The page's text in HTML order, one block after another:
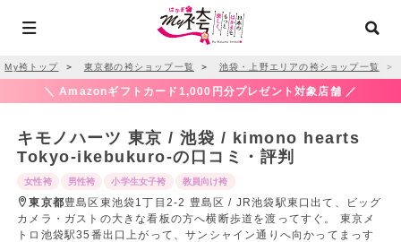
My袴トップ ＞ 東京都の袴ショップ一覧 ＞ 池袋・上野エリアの袴ショップ一覧 ＞
＼ Amazonギフトカード1,000円分プレゼント対象店舗 ／
キモノハーツ 東京 / 池袋 / kimono hearts
Tokyo-ikebukuro-の口コミ・評判
女性袴 男性袴 小学生女子袴 教員向け袴
東京都豊島区東池袋1丁目2-2 豊島区 / JR池袋駅東口出て、ビッグ
カメラ・ガストの大きな看板の方へ横断歩道を渡ってすぐ。 東京メ
トロ池袋駅35番出口上がって、サンシャイン通りへ向かってまっす